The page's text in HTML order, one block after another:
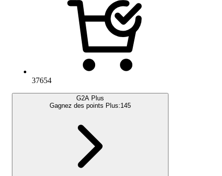
37654
G2A Plus
Gagnez des points Plus:145